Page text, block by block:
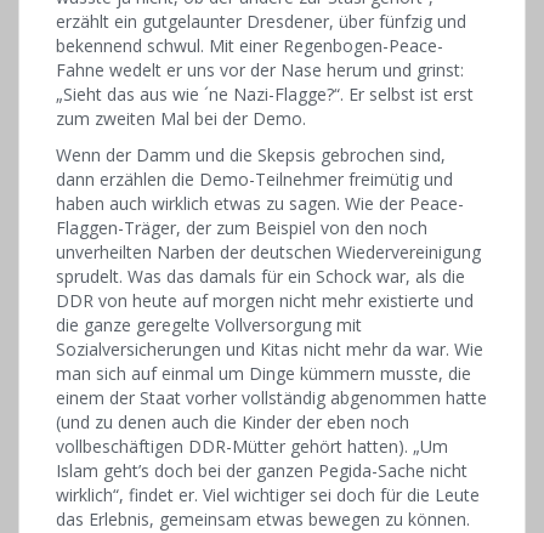
erzählt ein gutgelaunter Dresdener, über fünfzig und
bekennend schwul. Mit einer Regenbogen-Peace-
Fahne wedelt er uns vor der Nase herum und grinst:
„Sieht das aus wie ´ne Nazi-Flagge?“. Er selbst ist erst
zum zweiten Mal bei der Demo.
Wenn der Damm und die Skepsis gebrochen sind,
dann erzählen die Demo-Teilnehmer freimütig und
haben auch wirklich etwas zu sagen. Wie der Peace-
Flaggen-Träger, der zum Beispiel von den noch
unverheilten Narben der deutschen Wiedervereinigung
sprudelt. Was das damals für ein Schock war, als die
DDR von heute auf morgen nicht mehr existierte und
die ganze geregelte Vollversorgung mit
Sozialversicherungen und Kitas nicht mehr da war. Wie
man sich auf einmal um Dinge kümmern musste, die
einem der Staat vorher vollständig abgenommen hatte
(und zu denen auch die Kinder der eben noch
vollbeschäftigen DDR-Mütter gehört hatten). „Um
Islam geht’s doch bei der ganzen Pegida-Sache nicht
wirklich“, findet er. Viel wichtiger sei doch für die Leute
das Erlebnis, gemeinsam etwas bewegen zu können.